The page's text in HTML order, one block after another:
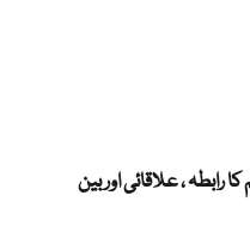
، علاقائی اور بین